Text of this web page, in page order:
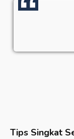
Tips Singkat